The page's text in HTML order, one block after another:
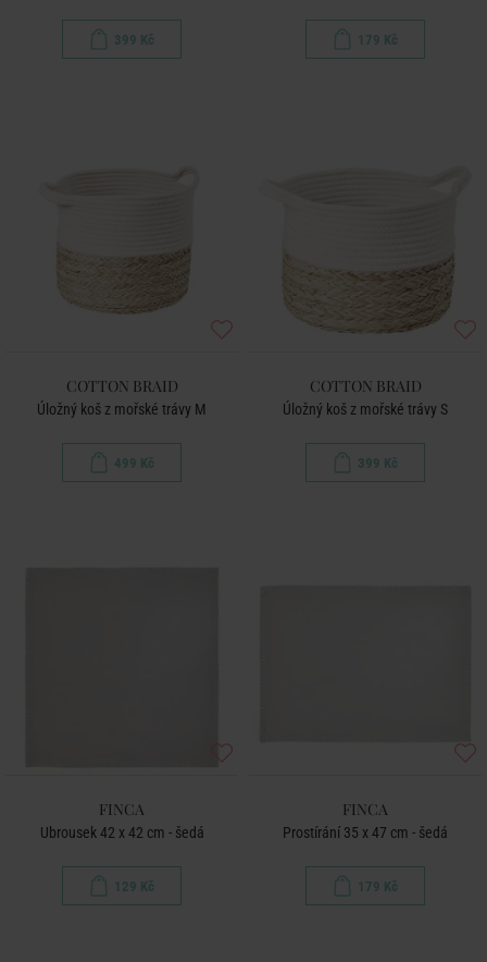
399 Kč 179 Kč
COTTON BRAID
Úložný koš z mořské trávy M
499 Kč
COTTON BRAID
Úložný koš z mořské trávy S
399 Kč
FINCA
Ubrousek 42 x 42 cm - šedá
129 Kč
FINCA
Prostírání 35 x 47 cm - šedá
179 Kč